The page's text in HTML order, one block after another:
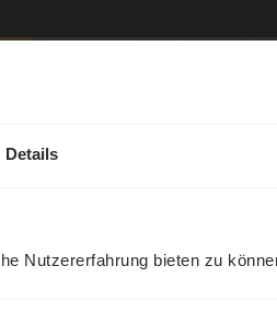
Details
Nutzererfahrung bieten zu